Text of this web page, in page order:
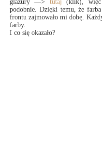
glazury —> tutaj (klik), więc
podobnie. Dzięki temu, że
frontu zajmowało mi dobę.
farby.
I co się okazało?